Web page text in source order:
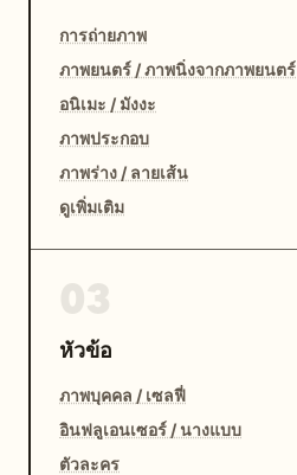
การถ่ายภาพ
ภาพยนตร์ / ภาพนิ่งจากภาพยนตร์
อนิเมะ / มังงะ
ภาพประกอบ
ภาพร่าง / ลายเส้น
ดูเพิ่มเติม
หัวข้อ
ภาพบุคคล / เซลฟี่
อินฟลูเอนเซอร์ / นางแบบ
ตัวละคร